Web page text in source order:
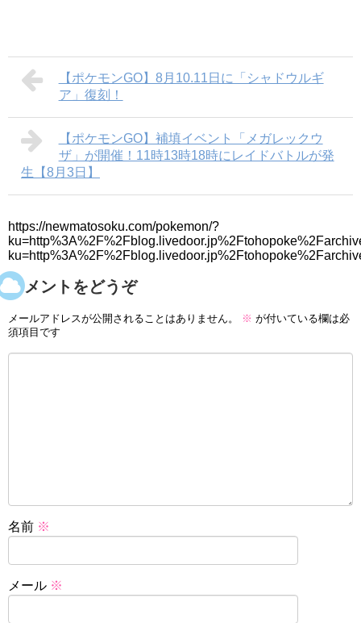
【ポケモンGO】8月10.11日に「シャドウルギ
ア」復刻！
【ポケモンGO】補填イベント「メガレックウ
ザ」が開催！11時13時18時にレイドバトルが発
生【8月3日】
https://newmatosoku.com/pokemon/?
コメントをどうぞ
メールアドレスが公開されることはありません。 ※ が付いている欄は必
須項目です
名前 ※
メール ※